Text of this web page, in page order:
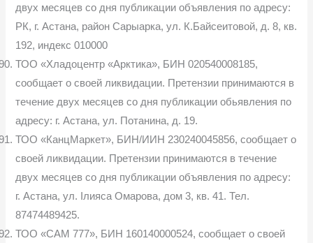
двух месяцев со дня публикации объявления по адресу:
РК, г. Астана, район Сарыарка, ул. К.Байсеитовой, д. 8, кв.
192, индекс 010000
ТОО «Хладоцентр «Арктика», БИН 020540008185,
сообщает о своей ликвидации. Претензии принимаются в
течение двух месяцев со дня публикации обьявления по
адресу: г. Астана, ул. Потанина, д. 19.
ТОО «КанцМаркет», БИН/ИИН 230240045856, сообщает о
своей ликвидации. Претензии принимаются в течение
двух месяцев со дня публикации объявления по адресу:
г. Астана, ул. Iлияса Омарова, дом 3, кв. 41. Тел.
87474489425.
ТОО «САМ 777», БИН 160140000524, сообщает о своей